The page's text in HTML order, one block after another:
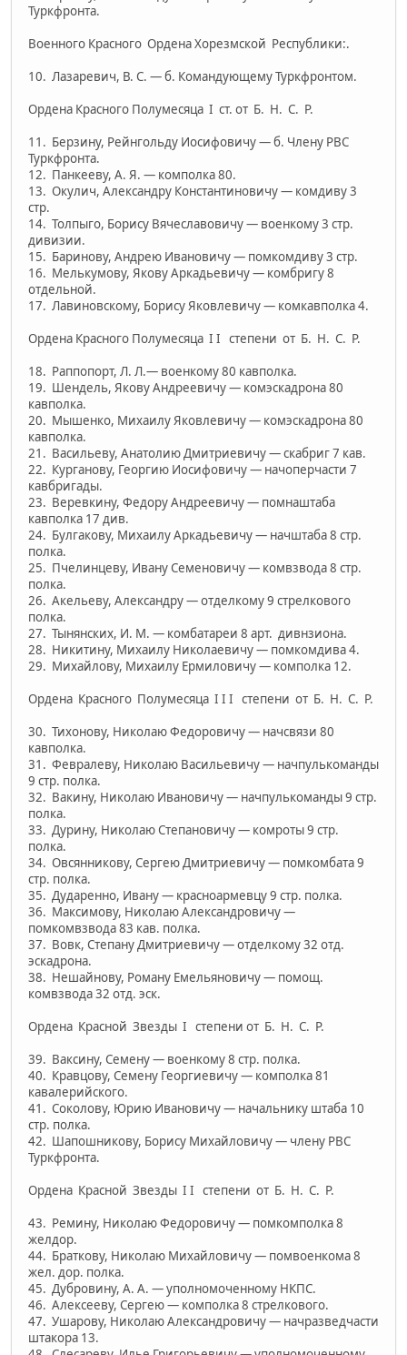
Туркфронта.
Военного Красного Ордена Хорезмской Республики:.
10. Лазаревич, В. С. — б. Командующему Туркфронтом.
Ордена Красного Полумесяца I ст. от Б. Н. С. Р.
11. Берзину, Рейнгольду Иосифовичу — б. Члену PBС
Туркфронта.
12. Панкееву, А. Я. — комполка 80.
13. Окулич, Александру Константиновичу — комдиву 3
стр.
14. Толпыго, Борису Вячеславовичу — военкому 3 стр.
дивизии.
15. Баринову, Андрею Ивановичу — помкомдиву 3 стр.
16. Мелькумову, Якову Аркадьевичу — комбригу 8
отдельной.
17. Лавиновскому, Борису Яковлевичу — комкавполка 4.
Ордена Красного Полумесяца I I степени от Б. Н. С. Р.
18. Раппопорт, Л. Л.— военкому 80 кавполка.
19. Шендель, Якову Андреевичу — комэскадрона 80
кавполка.
20. Мышенко, Михаилу Яковлевичу — комэскадрона 80
кавполка.
21. Васильеву, Анатолию Дмитриевичу — скабриг 7 кав.
22. Курганову, Георгию Иосифовичу — начоперчасти 7
кавбригады.
23. Веревкину, Федору Андреевичу — помнаштаба
кавполка 17 див.
24. Булгакову, Михаилу Аркадьевичу — начштаба 8 стр.
полка.
25. Пчелинцеву, Ивану Семеновичу — комвзвода 8 стр.
полка.
26. Акельеву, Александру — отделкому 9 стрелкового
полка.
27. Тынянских, И. М. — комбатареи 8 арт. дивнзиона.
28. Никитину, Михаилу Николаевичу — помкомдива 4.
29. Михайлову, Михаилу Ермиловичу — комполка 12.
Ордена Красного Полумесяца I I I степени от Б. Н. С. Р.
30. Тихонову, Николаю Федоровичу — начсвязи 80
кавполка.
31. Февралеву, Николаю Васильевичу — начпулькоманды
9 стр. полка.
32. Вакину, Николаю Ивановичу — начпулькоманды 9 стр.
полка.
33. Дурину, Николаю Степановичу — комроты 9 стр.
полка.
34. Овсянникову, Сергею Дмитриевичу — помкомбата 9
стр. полка.
35. Дударенно, Ивану — красноармевцу 9 стр. полка.
36. Максимову, Николаю Александровичу —
помкомвзвода 83 кав. полка.
37. Вовк, Степану Дмитриевичу — отделкому 32 отд.
эскадрона.
38. Нешайнову, Роману Емельяновичу — помощ.
комвзвода 32 отд. эск.
Ордена Красной Звезды I степени от Б. Н. С. Р.
39. Ваксину, Семену — военкому 8 стр. полка.
40. Кравцову, Семену Георгиевичу — комполка 81
кавалерийского.
41. Соколову, Юрию Ивановичу — начальнику штаба 10
стр. полка.
42. Шапошникову, Борису Михайловичу — члену РВС
Туркфронта.
Ордена Красной Звезды I I степени от Б. Н. С. Р.
43. Ремину, Николаю Федоровичу — помкомполка 8
желдор.
44. Браткову, Николаю Михайловичу — помвоенкома 8
жел. дор. полка.
45. Дубровину, А. А. — уполномоченному НКПС.
46. Алексееву, Сергею — комполка 8 стрелкового.
47. Ушарову, Николаю Александровичу — начразведчасти
штакора 13.